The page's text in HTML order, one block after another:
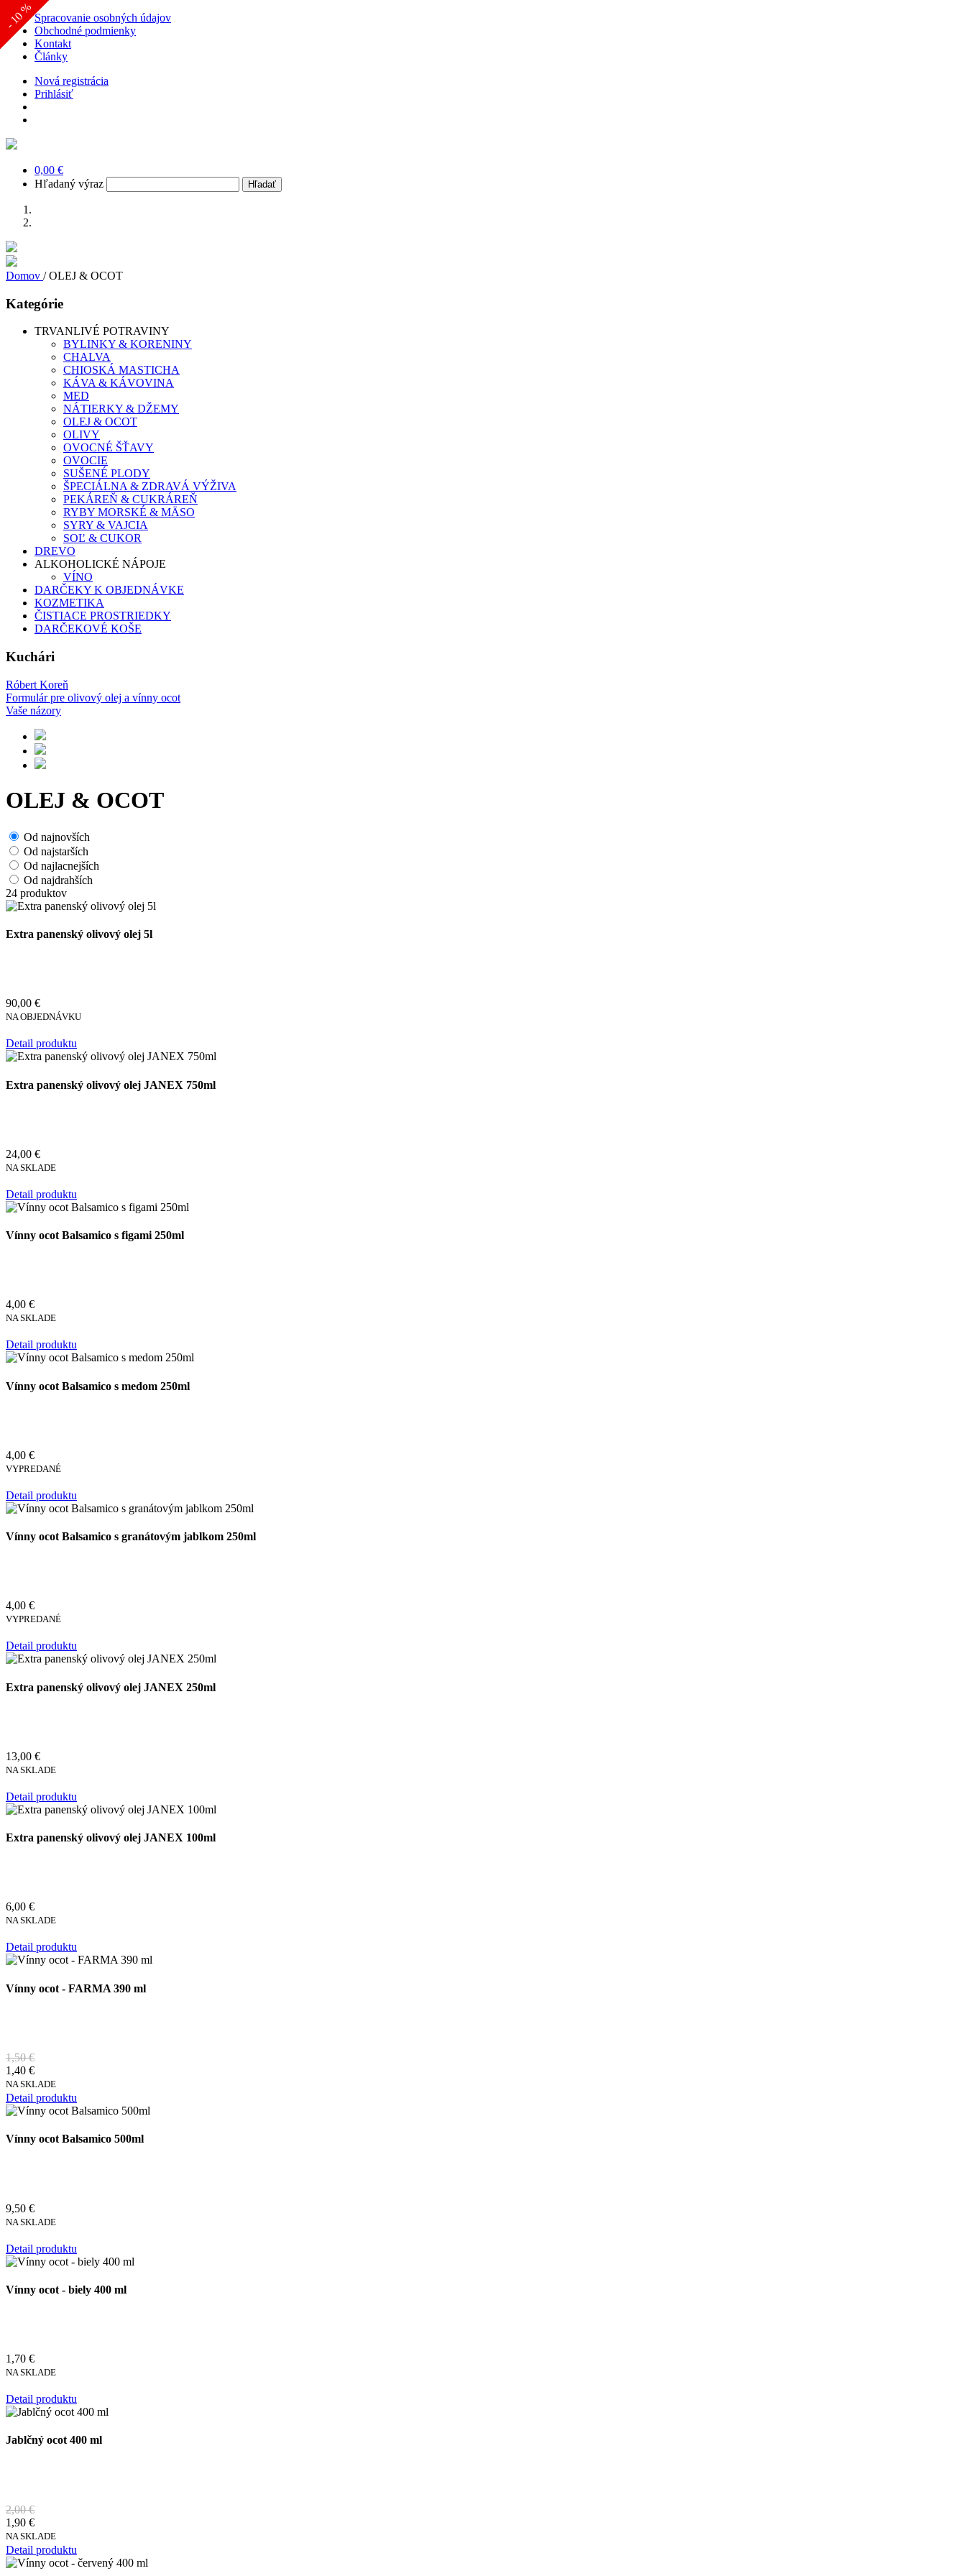
Spracovanie osobných údajov
Obchodné podmienky
Kontakt
Články
Nová registrácia
Prihlásiť
0,00 €
Hľadaný výraz
Domov /OLEJ & OCOT
Kategórie
TRVANLIVÉ POTRAVINY
BYLINKY & KORENINY
CHALVA
CHIOSKÁ MASTICHA
KÁVA & KÁVOVINA
MED
NÁTIERKY & DŽEMY
OLEJ & OCOT
OLIVY
OVOCNÉ ŠŤAVY
OVOCIE
SUŠENÉ PLODY
ŠPECIÁLNA & ZDRAVÁ VÝŽIVA
PEKÁREŇ & CUKRÁREŇ
RYBY MORSKÉ & MÄSO
SYRY & VAJCIA
SOĽ & CUKOR
DREVO
ALKOHOLICKÉ NÁPOJE
VÍNO
DARČEKY K OBJEDNÁVKE
KOZMETIKA
ČISTIACE PROSTRIEDKY
DARČEKOVÉ KOŠE
Kuchári
Róbert Koreň
Formulár pre olivový olej a vínny ocot
Vaše názory
OLEJ & OCOT
Od najnovších
Od najstarších
Od najlacnejších
Od najdrahších
24 produktov
Extra panenský olivový olej 5l
90,00 €
NA OBJEDNÁVKU
Detail produktu
Extra panenský olivový olej JANEX 750ml
24,00 €
NA SKLADE
Detail produktu
Vínny ocot Balsamico s figami 250ml
4,00 €
NA SKLADE
Detail produktu
Vínny ocot Balsamico s medom 250ml
4,00 €
VYPREDANÉ
Detail produktu
Vínny ocot Balsamico s granátovým jablkom 250ml
4,00 €
VYPREDANÉ
Detail produktu
Extra panenský olivový olej JANEX 250ml
13,00 €
NA SKLADE
Detail produktu
Extra panenský olivový olej JANEX 100ml
6,00 €
NA SKLADE
Detail produktu
Vínny ocot - FARMA 390 ml
1,50 €
1,40 €
NA SKLADE
Detail produktu
- 7 %
Vínny ocot Balsamico 500ml
9,50 €
NA SKLADE
Detail produktu
Vínny ocot - biely 400 ml
1,70 €
NA SKLADE
Detail produktu
Jablčný ocot 400 ml
2,00 €
1,90 €
NA SKLADE
Detail produktu
- 5 %
- 10 %